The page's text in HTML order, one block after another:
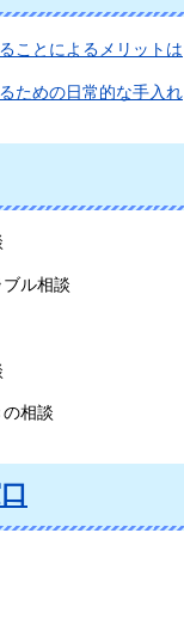
ことによるメリットは
ための日常的な手入れ
ル相談
相談